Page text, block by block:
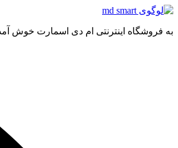
به فروشگاه اینترنتی ام دی اسمارت خوش